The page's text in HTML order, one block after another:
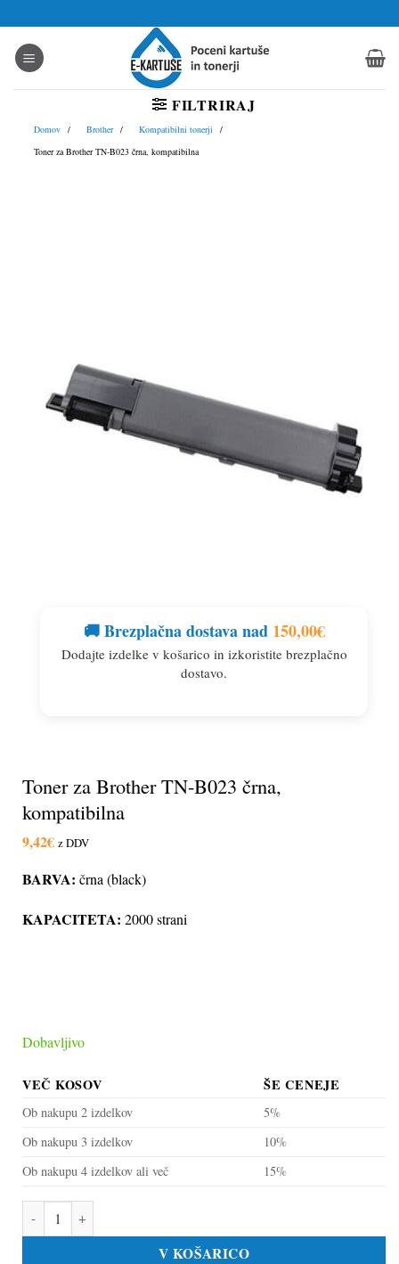
na
vsebino
FILTRIRAJ
Domov Brother
Kompatibilni tonerji
Toner za Brother TN-B023 črna, kompatibilna
🚚 Brezplačna dostava nad 150,00€
Dodajte izdelke v košarico in izkoristite brezplačno
dostavo.
Toner za Brother TN-B023 črna,
kompatibilna
9,42€ z DDV
BARVA: črna (black)
KAPACITETA: 2000 strani
Dobavljivo
VEČ KOSOV ŠE CENEJE
Ob nakupu 2 izdelkov
5%
Ob nakupu 3 izdelkov
10%
Ob nakupu 4 izdelkov ali več
15%
Toner za Brother TN-B023 črna, kompatibilna količina
V KOŠARICO